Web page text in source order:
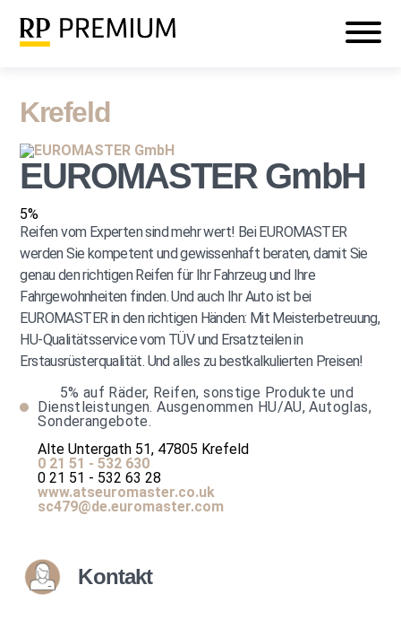
Login
Krefeld
EUROMASTER GmbH
5%
Reifen vom Experten sind mehr wert! Bei EUROMASTER
werden Sie kompetent und gewissenhaft beraten, damit Sie
genau den richtigen Reifen für Ihr Fahrzeug und Ihre
Fahrgewohnheiten finden. Und auch Ihr Auto ist bei
EUROMASTER in den richtigen Händen: Mit Meisterbetreuung,
HU-Qualitätsservice vom TÜV und Ersatzteilen in
Erstausrüsterqualität. Und alles zu bestkalkulierten Preisen!
5% auf Räder, Reifen, sonstige Produkte und
Dienstleistungen. Ausgenommen HU/AU, Autoglas,
Sonderangebote.
Alte Untergath 51, 47805 Krefeld
0 21 51 - 532 630
0 21 51 - 532 63 28
www.atseuromaster.co.uk
sc479@de.euromaster.com
Kontakt